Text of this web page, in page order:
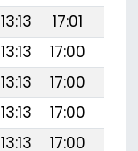
13:13 17:01
13:13 17:00
13:13 17:00
13:13 17:00
13:13 17:00